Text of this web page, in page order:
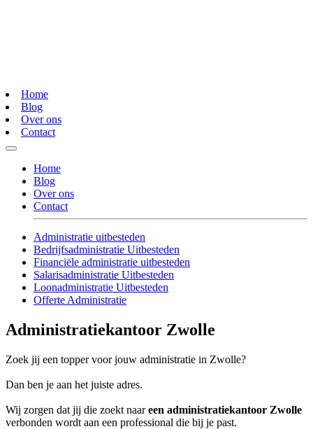
Home
Blog
Over ons
Contact
Home
Blog
Over ons
Contact
Administratie uitbesteden
Bedrijfsadministratie Uitbesteden
Financiële administratie uitbesteden
Salarisadministratie Uitbesteden
Loonadministratie Uitbesteden
Offerte Administratie
Administratiekantoor Zwolle
Zoek jij een topper voor jouw administratie in Zwolle?
Dan ben je aan het juiste adres.
Wij zorgen dat jij die zoekt naareen administratiekantoor Zwolle
verbonden wordt aan een professional die bij je past.